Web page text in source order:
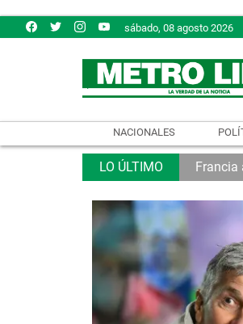
sábado, 08 agosto 2026
NACIONALES
Francia